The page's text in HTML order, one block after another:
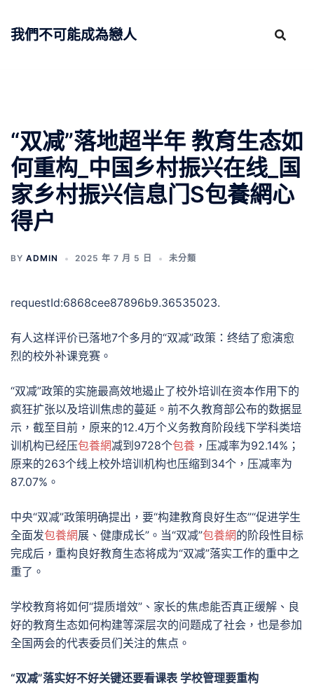
我們不可能成為戀人
“双减”落地超半年 教育生态如
何重构_中国乡村振兴在线_国
家乡村振兴信息门S包養網心
得户
BY ADMIN 2025 年 7 月 5 日 未分類
requestId:6868cee87896b9.36535023.
有人这样评价已落地7个多月的“双减”政策：终结了愈演愈
烈的校外补课竞赛。
“双减”政策的实施最高效地遏止了校外培训在资本作用下的
疯狂扩张以及培训焦虑的蔓延。前不久教育部公布的数据显
示，截至目前，原来的12.4万个义务教育阶段线下学科类培
训机构已经压包養網减到9728个包養 ，压减率为92.14%；
原来的263个线上校外培训机构也压缩到34个，压减率为
87.07%。
中央“双减”政策明确提出，要“构建教育良好生态”“促进学生
全面发包養網展、健康成长”。当“双减”包養網的阶段性目标
完成后，重构良好教育生态将成为“双减”落实工作的重中之
重了。
学校教育将如何“提质增效”、家长的焦虑能否真正缓解、良
好的教育生态如何构建等深层次的问题成了社会，也是参加
全国两会的代表委员们关注的焦点。
“双减”落实好不好关键还要看课表 学校管理要重构